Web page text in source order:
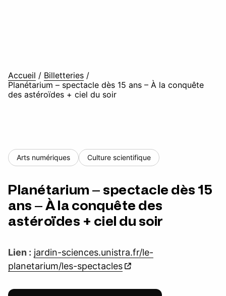
Accueil / Billetteries /
Planétarium – spectacle dès 15 ans – À la conquête
des astéroïdes + ciel du soir
Arts numériques Culture scientifique
Planétarium – spectacle dès 15
ans – À la conquête des
astéroïdes + ciel du soir
Lien : jardin-sciences.unistra.fr/le-
planetarium/les-spectacles